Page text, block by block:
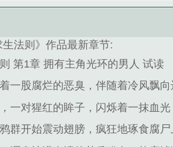
法则》作品最新章节:
第1章 拥有主角光环的男人 试读
一股腐烂的恶臭，伴随着冷风飘向
一对猩红的眸子，闪烁着一抹血光
群开始震动翅膀，疯狂地琢食腐尸